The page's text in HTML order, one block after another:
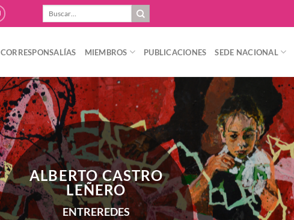
CORRESPONSALÍAS MIEMBROS PUBLICACIONES SEDE NACIONAL
ALBERTO CASTRO
LEÑERO
ENTREREDES